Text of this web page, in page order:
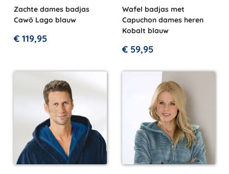
Zachte dames badjas
Cawö Lago blauw
€ 119,95
Wafel badjas met
Capuchon dames heren
Kobalt blauw
€ 59,95